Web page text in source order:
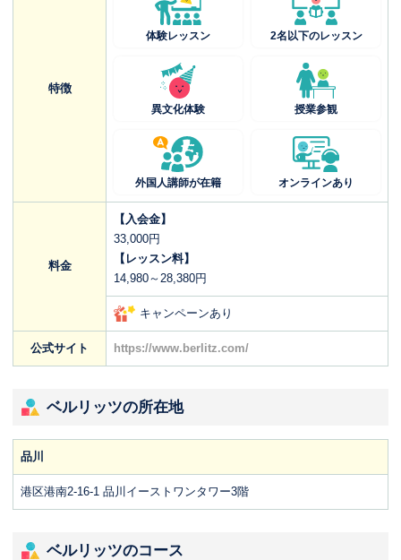
特徴
体験レッスン 2名以下のレッスン
異文化体験 授業参観
外国人講師が在籍 オンラインあり
料金
【入会金】
33,000円
【レッスン料】
14,980～28,380円
キャンペーンあり
公式サイト https://www.berlitz.com/
ベルリッツの所在地
品川
港区港南2-16-1 品川イーストワンタワー3階
ベルリッツのコース